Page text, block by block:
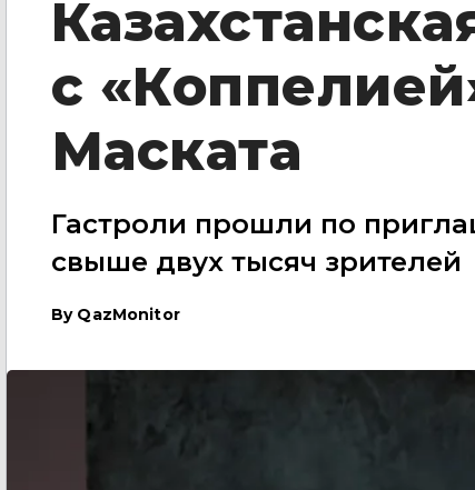
с
Маската
Гастроли прошли по
свыше двух тысяч зрителей
By QazMonitor